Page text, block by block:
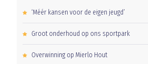
‘Méér kansen voor de eigen jeugd’
Groot onderhoud op ons sportpark
Overwinning op Mierlo Hout